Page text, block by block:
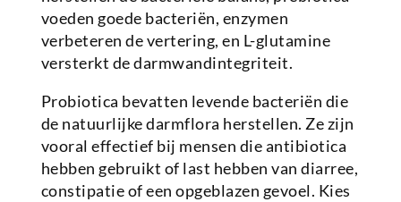
voeden goede bacteriën, enzymen
verbeteren de vertering, en L-glutamine
versterkt de darmwandintegriteit.
Probiotica bevatten levende bacteriën die
de natuurlijke darmflora herstellen. Ze zijn
vooral effectief bij mensen die antibiotica
hebben gebruikt of last hebben van diarree,
constipatie of een opgeblazen gevoel. Kies